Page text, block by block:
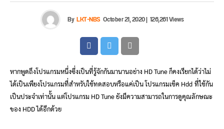
ByLKT-NBS October 21, 2020| 126,261 Views
หากพูดถึงโปรแกรมหนึ่งซึ่งเป็นที่รู้จักกันมานานอย่าง HD Tune ก็คงเรียกได้ว่าไม่
ได้เป็นเพียงโปรแกรมที่สำหรับใช้ทดสอบหรือแค่เป็น โปรแกรมเช็ค Hdd ที่ใช้กัน
เป็นประจำเท่านั้น แต่โปรแกรม HD Tune ยังมีความสามารถในการดูคุณลักษณะ
ของ HDD ได้อีกด้วย